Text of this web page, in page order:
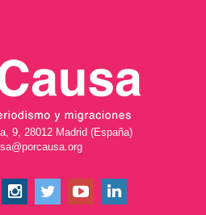
9, 28012 Madrid (España)